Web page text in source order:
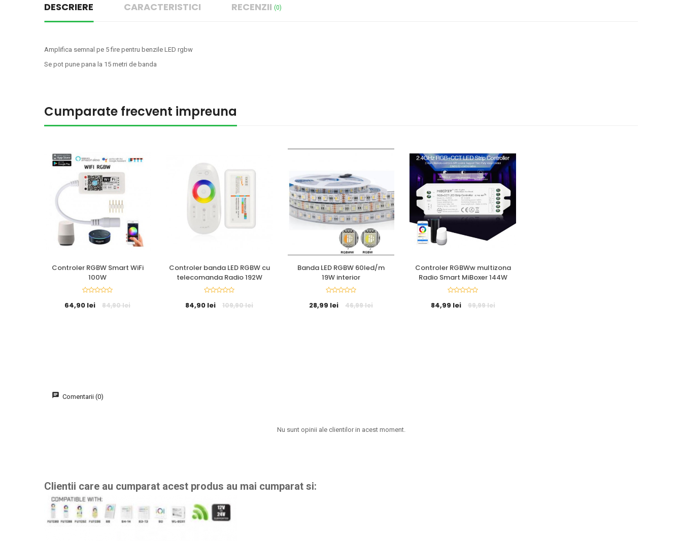
DESCRIERE CARACTERISTICI RECENZII (0)
Amplifica semnal pe 5 fire pentru benzile LED rgbw
Se pot pune pana la 15 metri de banda
Cumparate frecvent impreuna
Controler RGBW Smart WiFi
100W
64,90 lei 84,90 lei
Controler banda LED RGBW cu
telecomanda Radio 192W
84,90 lei 109,90 lei
Banda LED RGBW 60led/m
19W interior
28,99 lei 46,99 lei
Controler RGBWw multizona
Radio Smart MiBoxer 144W
84,99 lei 99,99 lei
Comentarii (0)
Nu sunt opinii ale clientilor in acest moment.
Clientii care au cumparat acest produs au mai cumparat si: